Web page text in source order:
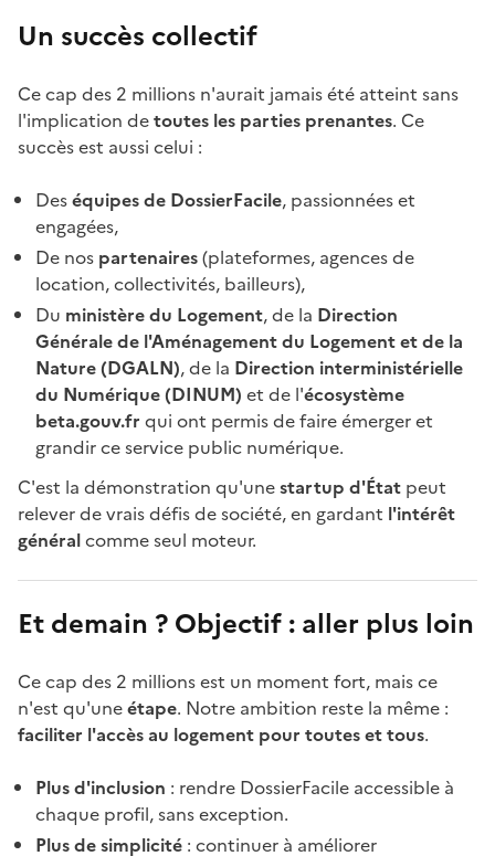
Un succès collectif
Ce cap des 2 millions n'aurait jamais été atteint sans
l'implication detoutes les parties prenantes. Ce
succès est aussi celui :
Deséquipes de DossierFacile, passionnées et
engagées,
De nos partenaires(plateformes, agences de
location, collectivités, bailleurs),
Du ministère du Logement, de la Direction
Générale de l'Aménagement du Logement et de la
Nature (DGALN), de la Direction interministérielle
du Numérique (DINUM) et de l'écosystème
beta.gouv.fr qui ont permis de faire émerger et
grandir ce service public numérique.
C'est la démonstration qu'unestartup d'État peut
relever de vrais défis de société, en gardant l'intérêt
généralcomme seul moteur.
Et demain ? Objectif : aller plus loin
Ce cap des 2 millions est un moment fort, mais ce
n'est qu'uneétape. Notre ambition reste la même :
faciliter l'accès au logement pour toutes et tous.
Plus d'inclusion : rendre DossierFacile accessible à
chaque profil, sans exception.
Plus de simplicité : continuer à améliorer